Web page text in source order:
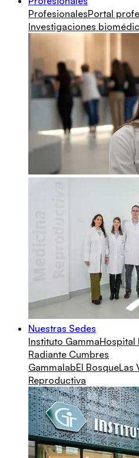
ProfesionalesPortal
Investigaciones
Nuestras Sedes
Instituto GammaHospital
Radiante Cumbres
GammalabEl BosqueLas
Reproductiva